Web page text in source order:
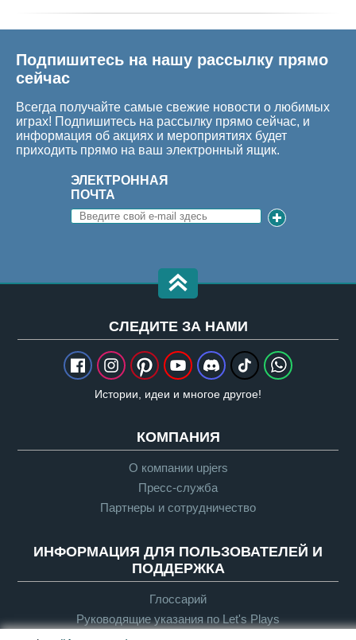
Подпишитесь на нашу рассылку прямо
сейчас
Всегда получайте самые свежие новости о любимых
играх! Подпишитесь на рассылку прямо сейчас, и
информация об акциях и мероприятиях будет
приходить прямо на ваш электронный ящик.
ЭЛЕКТРОННАЯ
ПОЧТА
CЛЕДИТЕ ЗА НАМИ
Истории, идеи и многое другое!
КОМПАНИЯ
О компании upjers
Пресс-служба
Партнеры и сотрудничество
ИНФОРМАЦИЯ ДЛЯ ПОЛЬЗОВАТЕЛЕЙ И
ПОДДЕРЖКА
Глоссарий
Руководящие указания по Let's Plays